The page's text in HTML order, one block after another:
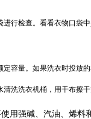
行检查。看看衣物口袋
容量。如果洗衣时投放
洗洗衣机桶，用干布擦
用强碱、汽油、烯